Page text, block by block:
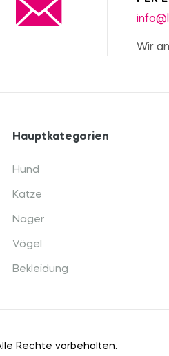
Wir
Hauptkategorien
Hund
Katze
Nager
Vögel
Bekleidung
Rechte vorbehalten.